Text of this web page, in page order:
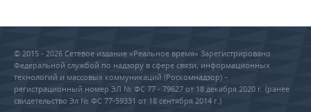
© 2015 - 2026 Сетевое издание «Реальное время» Зарегистрировано
Федеральной службой по надзору в сфере связи, информационных
технологий и массовых коммуникаций (Роскомнадзор) –
регистрационный номер ЭЛ № ФС 77 - 79627 от 18 декабря 2020 г. (ранее
свидетельство Эл № ФС 77-59331 от 18 сентября 2014 г.)